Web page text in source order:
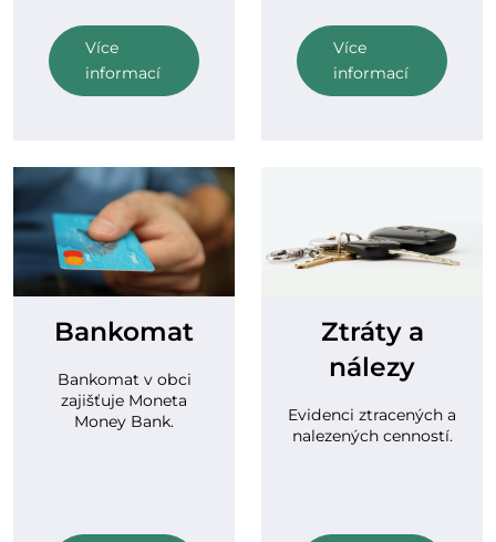
Více
informací
Více
informací
Bankomat
Bankomat v obci
zajišťuje Moneta
Money Bank.
Ztráty a
nálezy
Evidenci ztracených a
nalezených cenností.